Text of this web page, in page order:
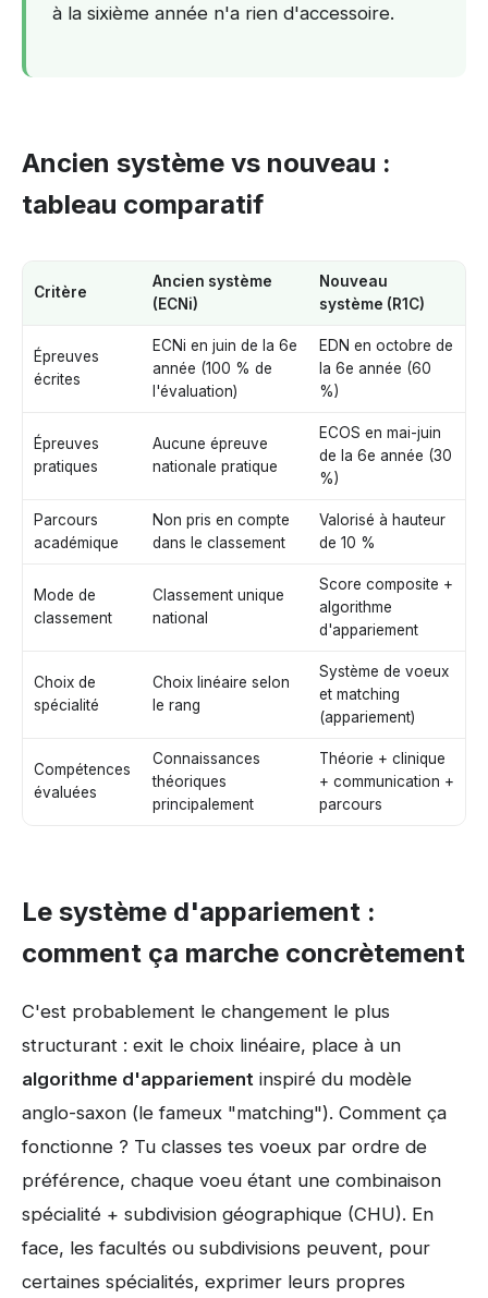
à la sixième année n'a rien d'accessoire.
Ancien système vs nouveau :
tableau comparatif
Critère
Ancien système
(ECNi)
Nouveau
système (R1C)
Épreuves
écrites
ECNi en juin de la 6e
année (100 % de
l'évaluation)
EDN en octobre de
la 6e année (60
%)
Épreuves
pratiques
Aucune épreuve
nationale pratique
ECOS en mai-juin
de la 6e année (30
%)
Parcours
académique
Non pris en compte
dans le classement
Valorisé à hauteur
de 10 %
Mode de
classement
Classement unique
national
Score composite +
algorithme
d'appariement
Choix de
spécialité
Choix linéaire selon
le rang
Système de voeux
et matching
(appariement)
Compétences
évaluées
Connaissances
théoriques
principalement
Théorie + clinique
+ communication +
parcours
Le système d'appariement :
comment ça marche concrètement
C'est probablement le changement le plus
structurant : exit le choix linéaire, place à un
algorithme d'appariement inspiré du modèle
anglo-saxon (le fameux "matching"). Comment ça
fonctionne ? Tu classes tes voeux par ordre de
préférence, chaque voeu étant une combinaison
spécialité + subdivision géographique (CHU). En
face, les facultés ou subdivisions peuvent, pour
certaines spécialités, exprimer leurs propres